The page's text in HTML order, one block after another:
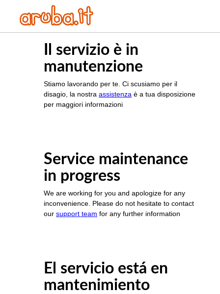
Il servizio è in
manutenzione
Stiamo lavorando per te. Ci scusiamo per il
disagio, la nostra assistenza è a tua disposizione
per maggiori informazioni
Service maintenance
in progress
We are working for you and apologize for any
inconvenience. Please do not hesitate to contact
our support team for any further information
El servicio está en
mantenimiento